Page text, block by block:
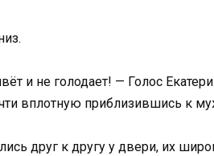
и не голодает! — Голос
вплотную приблизившись к
друг к другу у двери, их